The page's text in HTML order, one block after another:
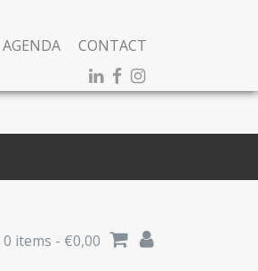
AGENDA CONTACT
0 items - €0,00